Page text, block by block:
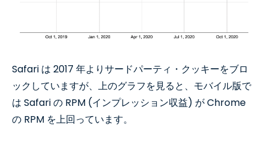
Safari は 2017 年よりサードパーティ・クッキーをブロ
ックしていますが、上のグラフを見ると、モバイル版で
は Safari の RPM (インプレッション収益) が Chrome
の RPM を上回っています。